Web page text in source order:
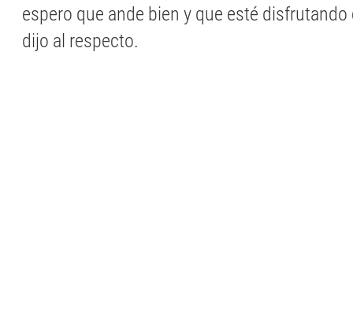
espero que ande bien y que esté disfrutando
dijo al respecto.